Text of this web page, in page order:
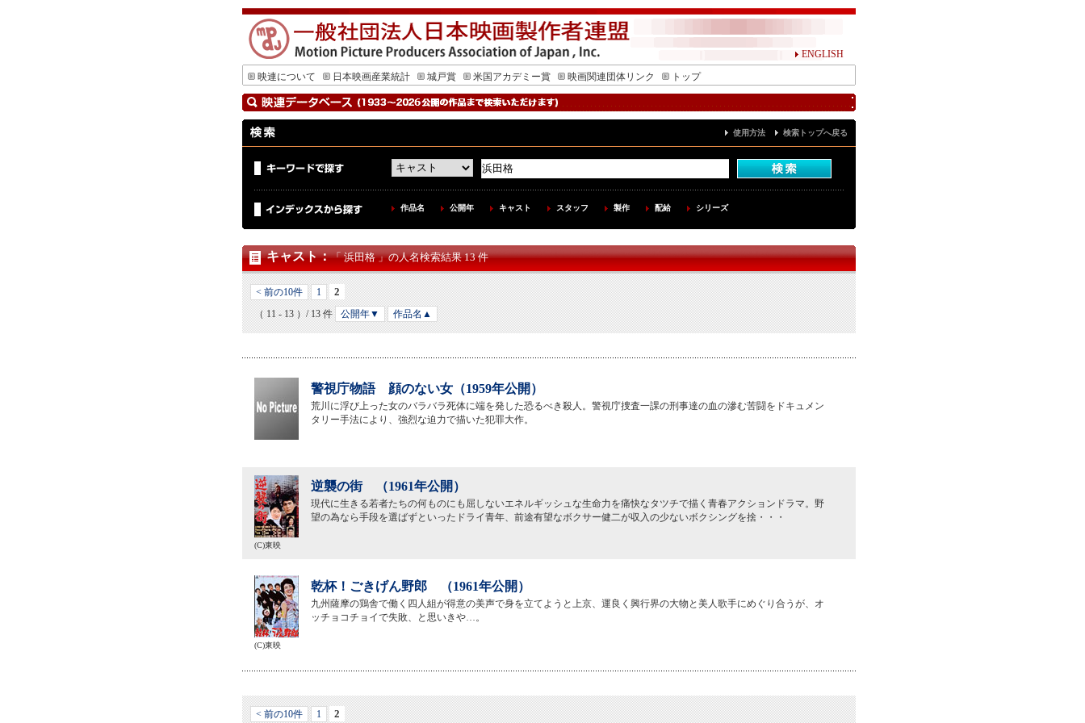
ENGLISH
映連について
日本映画産業統計 城戸賞 米国アカデミー賞 映画関連団体リンク トップ
使用方法 検索トップへ戻る
作品名 公開年 キャスト スタッフ 製作 配給 シリーズ
キャスト：「 浜田格 」の人名検索結果 13 件
< 前の10件 1 2
（ 11 - 13 ）/ 13 件 公開年▼ 作品名▲
警視庁物語 顔のない女（1959年公開）
荒川に浮び上った女のバラバラ死体に端を発した恐るべき殺人。警視庁捜査一課の刑事達の血の滲む苦闘をドキュメン
タリー手法により、強烈な迫力で描いた犯罪大作。
逆襲の街 （1961年公開）
現代に生きる若者たちの何ものにも屈しないエネルギッシュな生命力を痛快なタツチで描く青春アクションドラマ。野
望の為なら手段を選ばずといったドライ青年、前途有望なボクサー健二が収入の少ないボクシングを捨・・・
(C)東映
乾杯！ごきげん野郎 （1961年公開）
九州薩摩の鶏舎で働く四人組が得意の美声で身を立てようと上京、運良く興行界の大物と美人歌手にめぐり合うが、オ
ッチョコチョイで失敗、と思いきや…。
(C)東映
< 前の10件 1 2